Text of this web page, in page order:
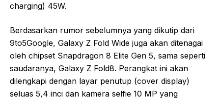
charging) 45W.
Berdasarkan rumor sebelumnya yang dikutip dari
9to5Google, Galaxy Z Fold Wide juga akan ditenagai
oleh chipset Snapdragon 8 Elite Gen 5, sama seperti
saudaranya, Galaxy Z Fold8. Perangkat ini akan
dilengkapi dengan layar penutup (cover display)
seluas 5,4 inci dan kamera selfie 10 MP yang